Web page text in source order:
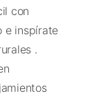
con
e inspírate
.